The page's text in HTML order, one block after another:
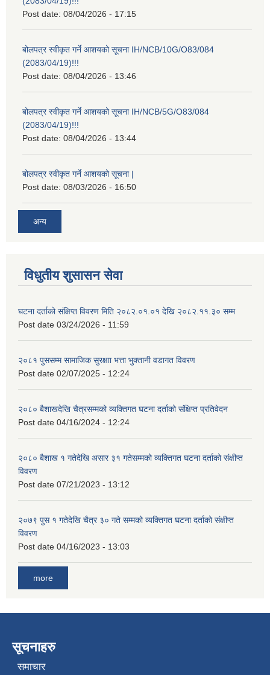
Post date: 08/04/2026 - 17:15
बोलपत्र स्वीकृत गर्ने आशयको सूचना IH/NCB/10G/O83/084
(2083/04/19)!!!
Post date: 08/04/2026 - 13:46
बोलपत्र स्वीकृत गर्ने आशयको सूचना IH/NCB/5G/O83/084
(2083/04/19)!!!
Post date: 08/04/2026 - 13:44
बोलपत्र स्वीकृत गर्ने आशयको सूचना |
Post date: 08/03/2026 - 16:50
अन्य
विधुतीय शुसासन सेवा
घटना दर्ताको संक्षिप्त विवरण मिति २०८२.०१.०१ देखि २०८२.११.३० सम्म
Post date 03/24/2026 - 11:59
२०८१ पुससम्म सामाजिक सुरक्षाा भत्ता भुक्तानी वडागत विवरण
Post date 02/07/2025 - 12:24
२०८० बैशाखदेखि चैत्रसम्मको व्यक्तिगत घटना दर्ताको संक्षिप्त प्रतिवेदन
Post date 04/16/2024 - 12:24
२०८० बैशाख १ गतेदेखि असार ३१ गतेसम्मको व्यक्तिगत घटना दर्ताको संक्षीप्त
विवरण
Post date 07/21/2023 - 13:12
२०७९ पुस १ गतेदेखि चैत्र ३० गते सम्मको व्यक्तिगत घटना दर्ताको संक्षीप्त
विवरण
Post date 04/16/2023 - 13:03
more
सूचनाहरु
समाचार